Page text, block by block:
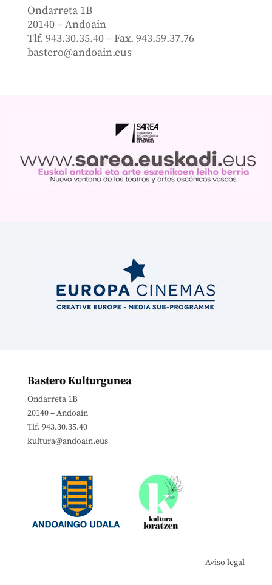
Ondarreta 1B
20140 – Andoain
Tlf. 943.30.35.40 – Fax. 943.59.37.76
bastero@andoain.eus
Bastero Kulturgunea
Ondarreta 1B
20140 – Andoain
Tlf. 943.30.35.40
kultura@andoain.eus
Aviso legal